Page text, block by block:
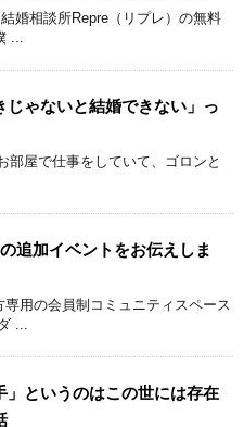
婚相談所Repre（リプレ）の無料
...
じゃないと結婚できない」っ
屋で仕事をしていて、ゴロンと
の追加イベントをお伝えしま
用の会員制コミュニティスペース
...
」というのはこの世には存在